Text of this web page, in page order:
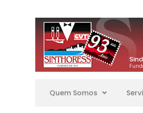
Quem Somos